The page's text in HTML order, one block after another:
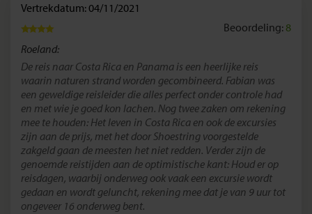
Vertrekdatum: 04/11/2021
Beoordeling: 8
Roeland:
De reis naar Costa Rica en Panama is een heerlijke reis
waarin naturen strand worden gecombineerd. Fabian was
een geweldige reisleider die alles perfect onder controle had
en met wie je goed kon lachen. Nog twee zaken om rekening
mee te houden: Het leven in Costa Rica en ook de excursies
zijn aan de prijs, met het door Shoestring voorgestelde
zakgeld gaan de meesten het niet redden. Verder zijn de
genoemde reistijden aan de optimistische kant: Houd er op
reisdagen, waarbij onderweg ook vaak een excursie wordt
gedaan en wordt geluncht, rekening mee dat je van 9 uur tot
ongeveer 16 onderweg bent.